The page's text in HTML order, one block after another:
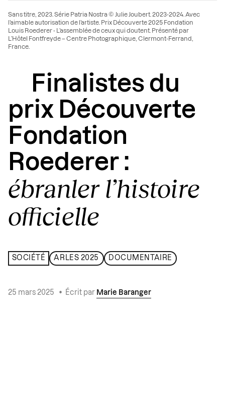
Finalistes du
prix Découverte
Fondation
Roederer :
ébranler l’histoire
officielle
SOCIÉTÉ ARLES 2025 DOCUMENTAIRE
25 mars 2025 • Écrit par Marie Baranger
Sans titre, 2023. Série Patria Nostra © Julie Joubert. 2023-2024. Avec
l’aimable autorisation de l’artiste. Prix Découverte 2025 Fondation
Louis Roederer - L’assemblée de ceux qui doutent. Présenté par
L’Hôtel Fontfreyde – Centre Photographique, Clermont-Ferrand,
France.